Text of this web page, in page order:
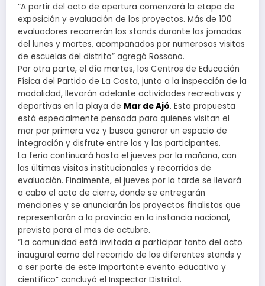
“A partir del acto de apertura comenzará la etapa de
exposición y evaluación de los proyectos. Más de 100
evaluadores recorrerán los stands durante las jornadas
del lunes y martes, acompañados por numerosas visitas
de escuelas del distrito” agregó Rossano.
Por otra parte, el día martes, los Centros de Educación
Física del Partido de La Costa, junto a la inspección de la
modalidad, llevarán adelante actividades recreativas y
deportivas en la playa de Mar de Ajó. Esta propuesta
está especialmente pensada para quienes visitan el
mar por primera vez y busca generar un espacio de
integración y disfrute entre los y las participantes.
La feria continuará hasta el jueves por la mañana, con
las últimas visitas institucionales y recorridos de
evaluación. Finalmente, el jueves por la tarde se llevará
a cabo el acto de cierre, donde se entregarán
menciones y se anunciarán los proyectos finalistas que
representarán a la provincia en la instancia nacional,
prevista para el mes de octubre.
“La comunidad está invitada a participar tanto del acto
inaugural como del recorrido de los diferentes stands y
a ser parte de este importante evento educativo y
científico” concluyó el Inspector Distrital.